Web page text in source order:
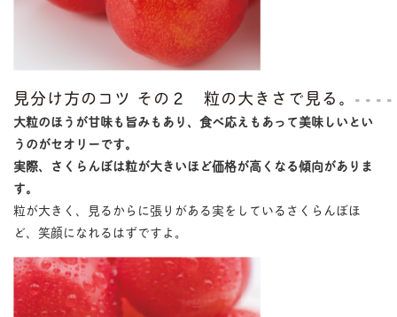
見分け方のコツ その２ 粒の大きさで見る。
大粒のほうが甘味も旨みもあり、食べ応えもあって美味しいとい
うのがセオリーです。
実際、さくらんぼは粒が大きいほど価格が高くなる傾向がありま
す。
粒が大きく、見るからに張りがある実をしているさくらんぼほ
ど、笑顔になれるはずですよ。